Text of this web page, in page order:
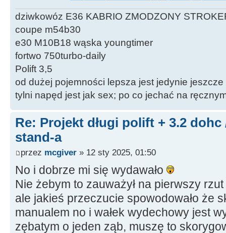
dziwkowóz E36 KABRIO ZMODZONY
coupe m54b30
e30 M10B18 wąska youngtimer
fortwo 750turbo-daily
Polift 3,5
od dużej pojemności lepsza jest jedynie jeszcze
tylni napęd jest jak sex; po co jechać na
Re: Projekt długi polift + 3.2 dohc
stand-a
przez mcgiver » 12 sty 2025, 01:50
No i dobrze mi się wydawało
Nie żebym to zauważył na pierwszy
ale jakieś przeczucie spowodowało że
manualem no i wałek wydechowy jest
zębatym o jeden ząb, muszę to